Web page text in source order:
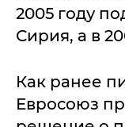
2005 году
Сирия, а в
Как ранее
Евросоюз